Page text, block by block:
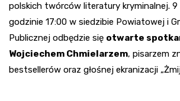
polskich twórców literatury kryminalnej. 9
godzinie 17:00 w siedzibie Powiatowej i
Publicznej odbędzie się otwarte
Wojciechem Chmielarzem, pisarzem
bestsellerów oraz głośnej ekranizacji